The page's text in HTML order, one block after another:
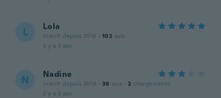
L Lola
Inscrit depuis 2018 · 102 avis
il y a 3 ans
N Nadine
Inscrit depuis 2014 · 38 avis · 2 chargements
il y a 3 ans